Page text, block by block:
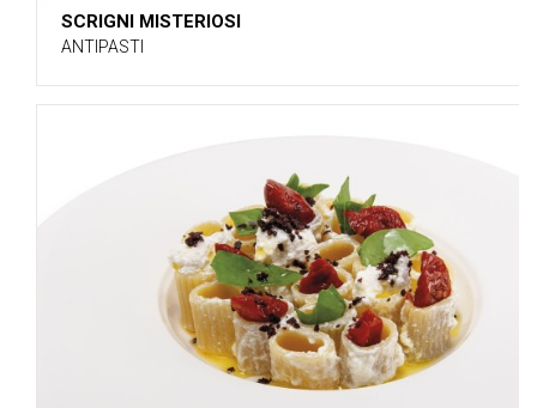
SCRIGNI MISTERIOSI
ANTIPASTI